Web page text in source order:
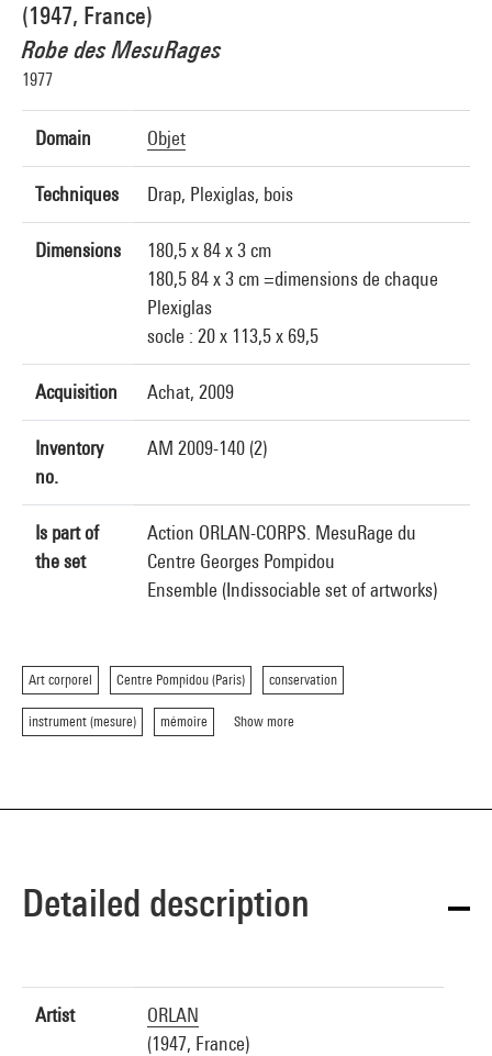
(1947, France)
Robe des MesuRages
1977
Domain Objet
Techniques Drap, Plexiglas, bois
Dimensions
180,5 x 84 x 3 cm
180,5 84 x 3 cm =dimensions de chaque
Plexiglas
socle : 20 x 113,5 x 69,5
Acquisition Achat, 2009
Inventory
no.
AM 2009-140 (2)
Is part of
the set
Action ORLAN-CORPS. MesuRage du
Centre Georges Pompidou
Ensemble (Indissociable set of artworks)
Art corporel Centre Pompidou (Paris) conservation
instrument (mesure) mémoire Show more
Detailed description
Artist
ORLAN
(1947, France)